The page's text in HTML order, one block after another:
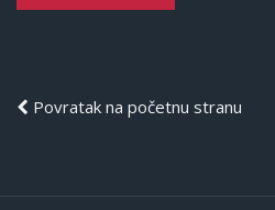
Povratak na početnu stranu